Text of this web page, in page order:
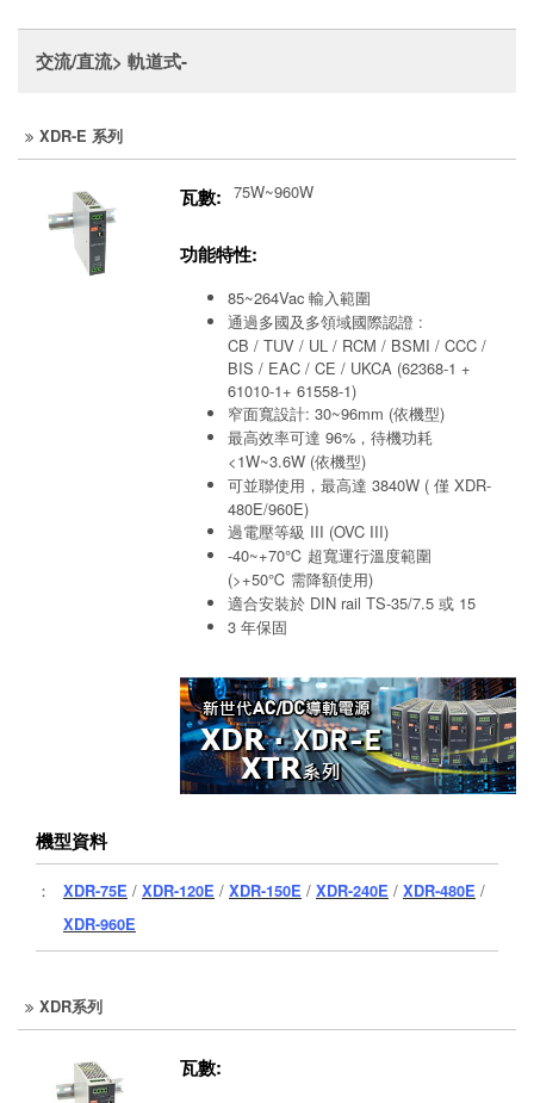
交流/直流> 軌道式-
XDR-E 系列
瓦數: 75W~960W
功能特性:
85~264Vac 輸入範圍
通過多國及多領域國際認證 :
CB / TUV / UL / RCM / BSMI / CCC /
BIS / EAC / CE / UKCA (62368-1 +
61010-1+ 61558-1)
窄面寬設計: 30~96mm (依機型)
最高效率可達 96%，待機功耗
<1W~3.6W (依機型)
可並聯使用，最高達 3840W ( 僅 XDR-
480E/960E)
過電壓等級 III (OVC III)
-40~+70℃ 超寬運行溫度範圍
(>+50℃ 需降額使用)
適合安裝於 DIN rail TS-35/7.5 或 15
3 年保固
機型資料
： XDR-75E / XDR-120E / XDR-150E / XDR-240E / XDR-480E /
XDR-960E
XDR系列
瓦數: